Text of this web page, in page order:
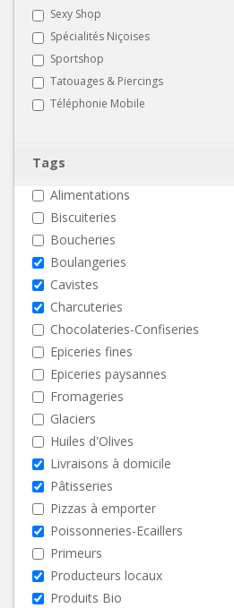
Sexy Shop
Spécialités Niçoises
Sportshop
Tatouages & Piercings
Téléphonie Mobile
Tags
Alimentations
Biscuiteries
Boucheries
Boulangeries
Cavistes
Charcuteries
Chocolateries-Confiseries
Epiceries fines
Epiceries paysannes
Fromageries
Glaciers
Huiles d'Olives
Livraisons à domicile
Pâtisseries
Pizzas à emporter
Poissonneries-Ecaillers
Primeurs
Producteurs locaux
Produits Bio